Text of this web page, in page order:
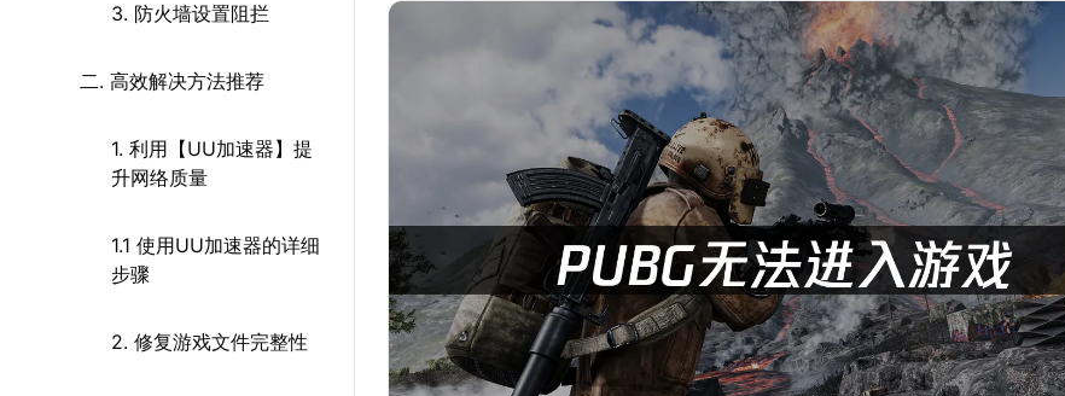
3. 防火墙设置阻拦
二. 高效解决方法推荐
1. 利用【UU加速器】提
升网络质量
1.1 使用UU加速器的详细
步骤
2. 修复游戏文件完整性